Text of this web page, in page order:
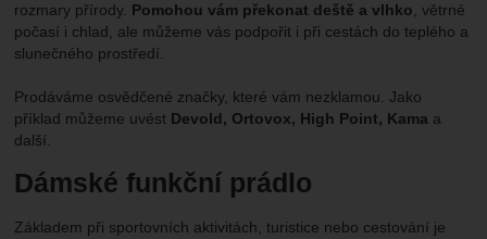
rozmary přírody. Pomohou vám překonat deště a vlhko, větrné
počasí i chlad, ale můžeme vás podpořit i při cestách do teplého a
slunečného prostředí.
Prodáváme osvědčené značky, které vám nezklamou. Jako
příklad můžeme uvést Devold, Ortovox, High Point, Kama a
další.
Dámské funkční prádlo
Základem při sportovních aktivitách, turistice nebo cestování je